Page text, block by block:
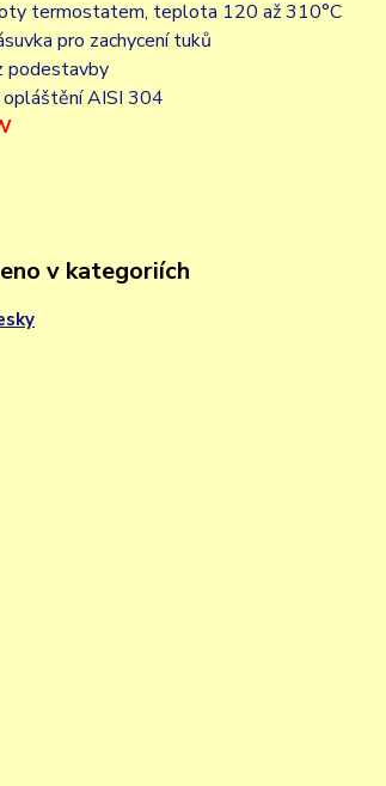
termostatem, teplota 120 až 310°C
pro zachycení tuků
podestavby
AISI 304
v kategoriích